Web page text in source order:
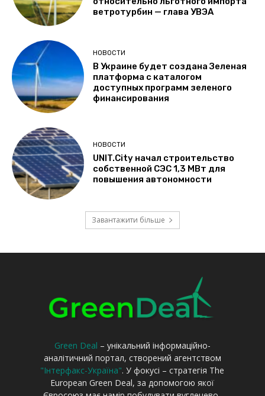
Green Deal – унікальний інформаційно-
аналітичний портал, створений агентством
"Інтерфакс-Україна". У фокусі – стратегія The
European Green Deal, за допомогою якої